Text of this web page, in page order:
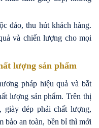
đáo, thu hút khách hàng.
và chiến lượng cho mọi
lượng sản phẩm
pháp hiệu quả và bắt
lượng sản phẩm. Trên thị
giày dép phải chất lượng,
bảo an toàn, bền bỉ thì mới